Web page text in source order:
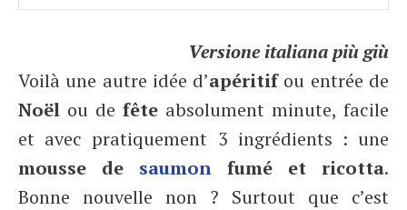
Versione italiana più giù
Voilà une autre idée d’apéritifou entrée de
Noël ou de fête absolument minute, facile
et avec pratiquement 3 ingrédients : une
mousse de saumon fumé et ricotta.
Bonne nouvelle non ? Surtout que c’est